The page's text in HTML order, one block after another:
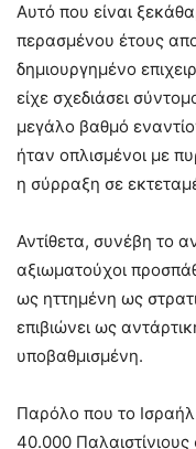
Αυτό που είναι
περασμένου έτους
δημιουργημένο
είχε σχεδιάσει
μεγάλο βαθμό
ήταν οπλισμένοι με
η σύρραξη σε
Αντίθετα, συνέβη το
αξιωματούχοι
ως ηττημένη ως
επιβιώνει ως
υποβαθμισμένη.
Παρόλο που το
40.000